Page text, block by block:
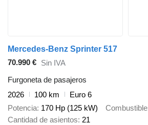
Mercedes-Benz Sprinter 517
70.990 € Sin IVA
Furgoneta de pasajeros
2026
100 km
Euro 6
Potencia 170 Hp (125 kW) Combustible
Cantidad de asientos 21